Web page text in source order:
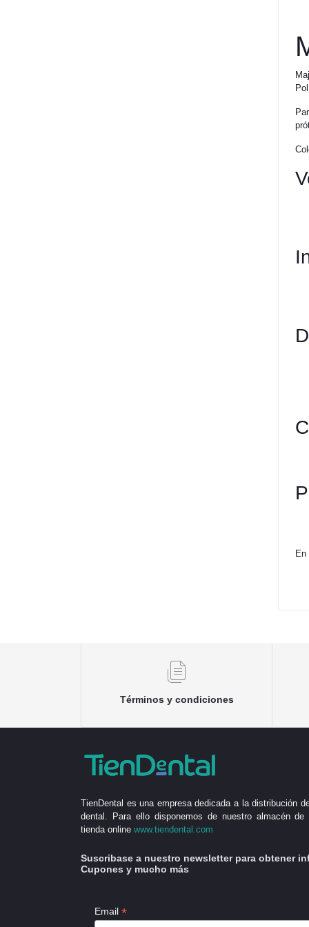
En
Términos y condiciones
TienDental es una empresa dedicada a la distribución
dental. Para ello disponemos de nuestro almacén
tienda online www.tiendental.com
Suscribase a nuestro newsletter para obtener
Cupones y mucho más
Email *